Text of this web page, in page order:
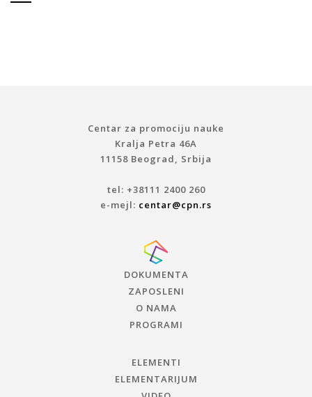
Centar za promociju nauke
Kralja Petra 46A
11158 Beograd, Srbija
tel: +38111 2400 260
e-mejl: centar@cpn.rs
DOKUMENTA
ZAPOSLENI
O NAMA
PROGRAMI
ELEMENTI
ELEMENTARIJUM